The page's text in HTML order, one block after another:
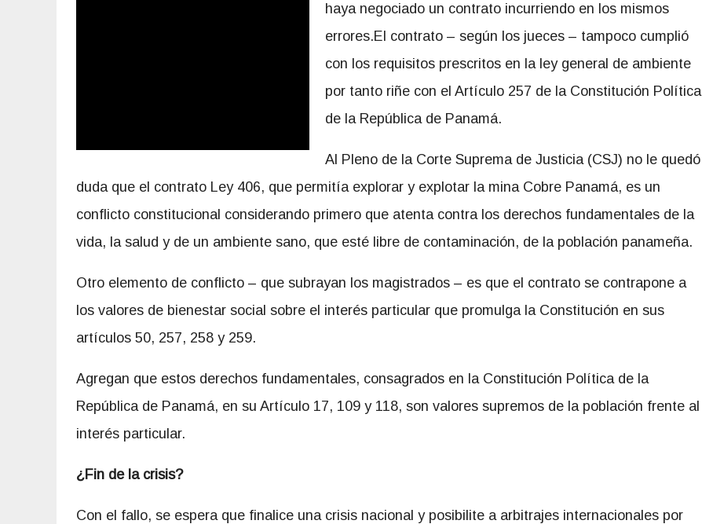
haya negociado un contrato incurriendo en los mismos
errores.El contrato – según los jueces – tampoco cumplió
con los requisitos prescritos en la ley general de ambiente
por tanto riñe con el Artículo 257 de la Constitución Política
de la República de Panamá.
Al Pleno de la Corte Suprema de Justicia (CSJ) no le quedó
duda que el contrato Ley 406, que permitía explorar y explotar la mina Cobre Panamá, es un
conflicto constitucional considerando primero que atenta contra los derechos fundamentales de la
vida, la salud y de un ambiente sano, que esté libre de contaminación, de la población panameña.
Otro elemento de conflicto – que subrayan los magistrados – es que el contrato se contrapone a
los valores de bienestar social sobre el interés particular que promulga la Constitución en sus
artículos 50, 257, 258 y 259.
Agregan que estos derechos fundamentales, consagrados en la Constitución Política de la
República de Panamá, en su Artículo 17, 109 y 118, son valores supremos de la población frente al
interés particular.
¿Fin de la crisis?
Con el fallo, se espera que finalice una crisis nacional y posibilite a arbitrajes internacionales por